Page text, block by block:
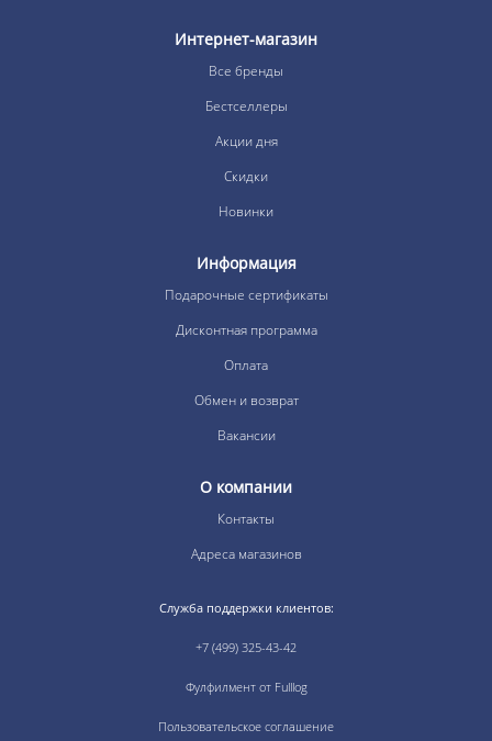
Интернет-магазин
Все бренды
Бестселлеры
Акции дня
Скидки
Новинки
Информация
Подарочные сертификаты
Дисконтная программа
Оплата
Обмен и возврат
Вакансии
О компании
Контакты
Адреса магазинов
Служба поддержки клиентов:
+7 (499) 325-43-42
Фулфилмент от Fulllog
Пользовательское соглашение